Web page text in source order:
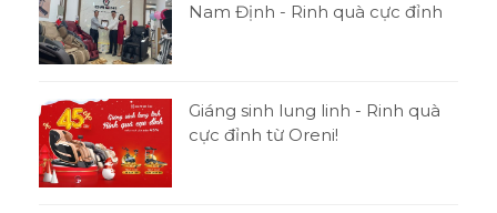
Nam Định - Rinh quà cực đỉnh
Giáng sinh lung linh - Rinh quà
cực đỉnh từ Oreni!